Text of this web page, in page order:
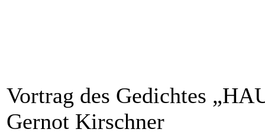
Vortrag des Gedichtes
Gernot Kirschner